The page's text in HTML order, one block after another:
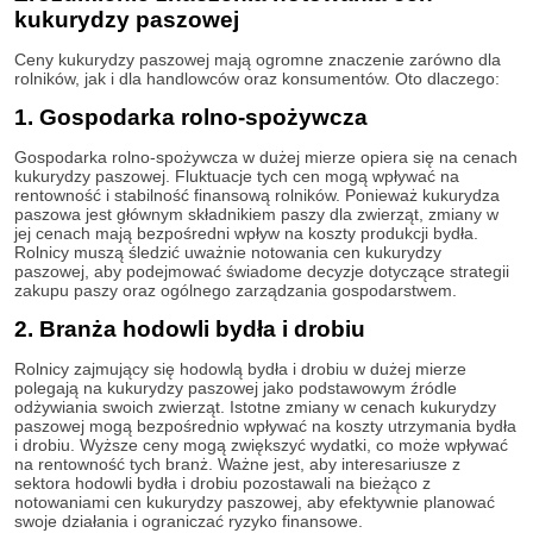
kukurydzy paszowej
Ceny kukurydzy paszowej mają ogromne znaczenie zarówno dla
rolników, jak i dla handlowców oraz konsumentów. Oto dlaczego:
1. Gospodarka rolno-spożywcza
Gospodarka rolno-spożywcza w dużej mierze opiera się na cenach
kukurydzy paszowej. Fluktuacje tych cen mogą wpływać na
rentowność i stabilność finansową rolników. Ponieważ kukurydza
paszowa jest głównym składnikiem paszy dla zwierząt, zmiany w
jej cenach mają bezpośredni wpływ na koszty produkcji bydła.
Rolnicy muszą śledzić uważnie notowania cen kukurydzy
paszowej, aby podejmować świadome decyzje dotyczące strategii
zakupu paszy oraz ogólnego zarządzania gospodarstwem.
2. Branża hodowli bydła i drobiu
Rolnicy zajmujący się hodowlą bydła i drobiu w dużej mierze
polegają na kukurydzy paszowej jako podstawowym źródle
odżywiania swoich zwierząt. Istotne zmiany w cenach kukurydzy
paszowej mogą bezpośrednio wpływać na koszty utrzymania bydła
i drobiu. Wyższe ceny mogą zwiększyć wydatki, co może wpływać
na rentowność tych branż. Ważne jest, aby interesariusze z
sektora hodowli bydła i drobiu pozostawali na bieżąco z
notowaniami cen kukurydzy paszowej, aby efektywnie planować
swoje działania i ograniczać ryzyko finansowe.